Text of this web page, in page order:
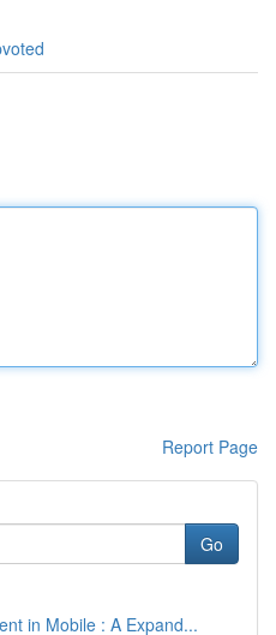
Report Page
Go
in Mobile : A Expand...